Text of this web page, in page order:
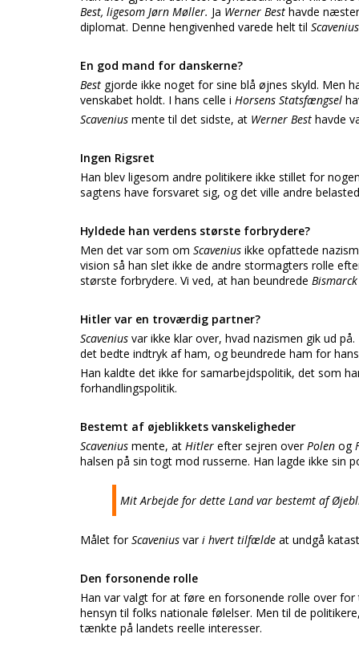
Best, ligesom Jørn Møller. Ja Werner Best havde
diplomat. Denne hengivenhed varede helt til
En god mand for danskerne?
Best gjorde ikke noget for sine blå øjnes skyld. Men
venskabet holdt. I hans celle i Horsens Statsfængsel
Scavenius mente til det sidste, at Werner Best havde
Ingen Rigsret
Han blev ligesom andre politikere ikke stillet for
sagtens have forsvaret sig, og det ville andre
Hyldede han verdens største forbrydere?
Men det var som om Scavenius ikke opfattede
vision så han slet ikke de andre stormagters rolle
største forbrydere. Vi ved, at han beundrede
Hitler var en troværdig partner?
Scavenius var ikke klar over, hvad nazismen gik ud
det bedte indtryk af ham, og beundrede ham for
Han kaldte det ikke for samarbejdspolitik, det som
forhandlingspolitik.
Bestemt af øjeblikkets vanskeligheder
Scavenius mente, at Hitler efter sejren overPolen og
halsen på sin togt mod russerne. Han lagde ikke sin
Mit Arbejde for dette Land var bestemt af
Målet forScavenius vari hvert tilfælde at undgå
Den forsonende rolle
Han var valgt for at føre en forsonende rolle over
hensyn til folks nationale følelser. Men til de
tænkte på landets reelle interesser.